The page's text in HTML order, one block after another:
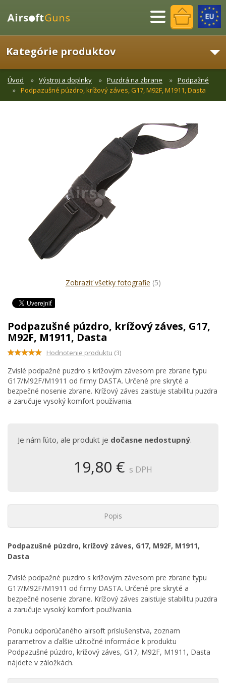
Menu
Kategórie produktov
Úvod Výstroj a doplnky Puzdrá na zbrane
Podpažné
Podpazušné púzdro, krížový záves, G17, M92F, M1911, Dasta
Zobraziť všetky fotografie (5)
Podpazušné púzdro, krížový záves, G17,
M92F, M1911, Dasta
Hodnotenie produktu (3)
Zvislé podpažné puzdro s krížovým závesom pre zbrane typu
G17/M92F/M1911 od firmy DASTA. Určené pre skryté a
bezpečné nosenie zbrane. Krížový záves zaisťuje stabilitu puzdra
a zaručuje vysoký komfort používania.
Je nám ľúto, ale produkt je dočasne nedostupný.
19,80 € s DPH
Popis
Podpazušné púzdro, krížový záves, G17, M92F, M1911,
Dasta
Zvislé podpažné puzdro s krížovým závesom pre zbrane typu
G17/M92F/M1911 od firmy DASTA. Určené pre skryté a
bezpečné nosenie zbrane. Krížový záves zaisťuje stabilitu puzdra
a zaručuje vysoký komfort používania.
Ponuku odporúčaného airsoft príslušenstva, zoznam
parametrov a ďalšie užitočné informácie k produktu
Podpazušné púzdro, krížový záves, G17, M92F, M1911, Dasta
nájdete v záložkách.